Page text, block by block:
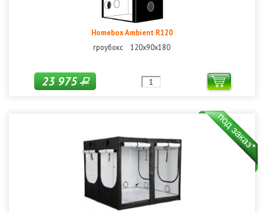
Homebox Ambient R120
гроубокс 120х90х180
23 975Р